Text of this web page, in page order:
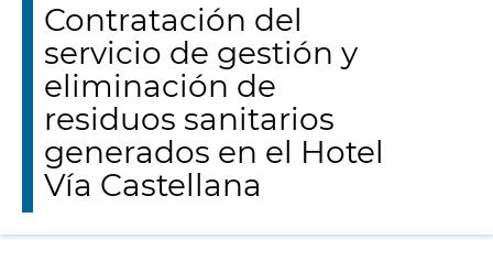
Contratación del
servicio de gestión y
eliminación de
residuos sanitarios
generados en el Hotel
Vía Castellana